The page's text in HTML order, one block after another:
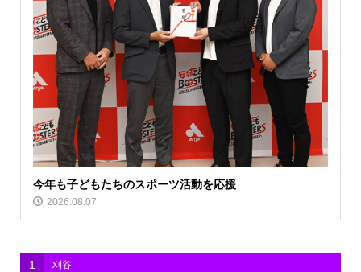
今年も子どもたちのスポーツ活動を応援
2026.08.07
1 刈谷